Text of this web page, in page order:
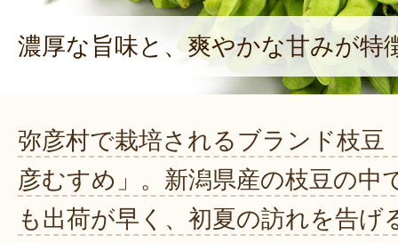
濃厚な旨味と、爽やかな甘みが特
弥彦村で栽培されるブランド枝豆
彦むすめ」。新潟県産の枝豆の中
も出荷が早く、初夏の訪れを告げ